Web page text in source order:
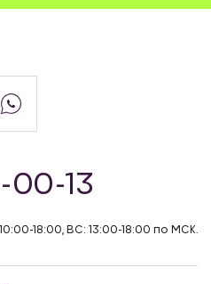
00-13
18:00, ВС: 13:00-18:00 по МСК.